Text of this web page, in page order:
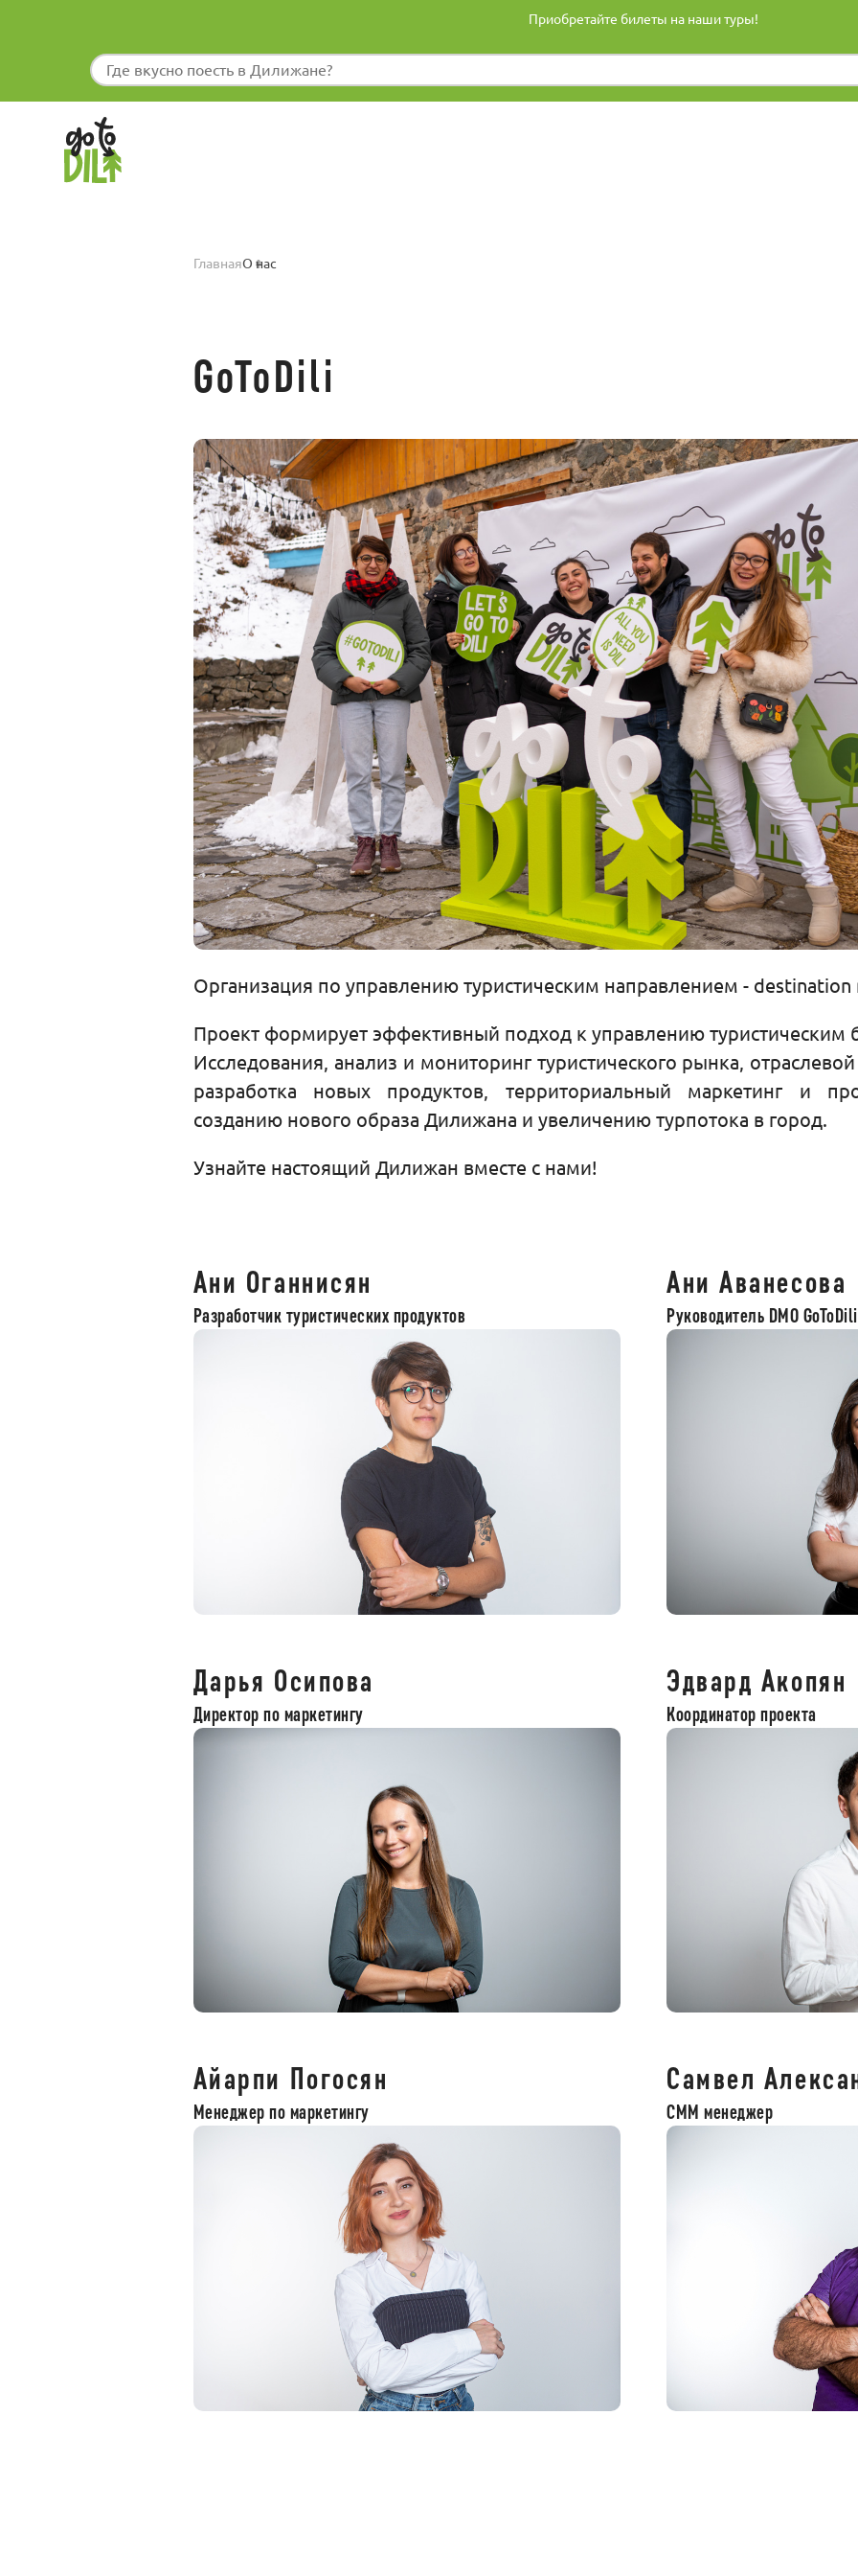
Приобретайте билеты на наши туры!
ГлавнаяО нас
GoToDili
Организация по управлению туристическим направлением -
Проект формирует эффективный подход к управлению
Исследования, анализ и мониторинг туристического рынка,
разработка новых продуктов, территориальный маркетинг и
созданию нового образа Дилижана и увеличению турпотока в город.
Узнайте настоящий Дилижан вместе с нами!
Ани Оганнисян
Разработчик туристических продуктов
Ани Аванесова
Руководитель DMO GoToDili
Дарья Осипова
Директор по маркетингу
Эдвард Акопян
Координатор проекта
Айарпи Погосян
Менеджер по маркетингу
Самвел
СММ менеджер